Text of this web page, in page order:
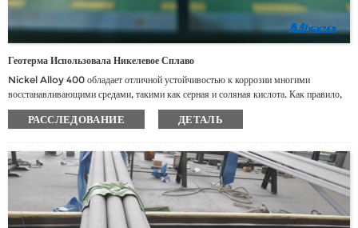
Геотерма Использовала Никелевое Сплаво
Nickel Alloy 400 обладает отличной устойчивостью к коррозии многими
восстанавливающими средами, такими как серная и соляная кислота. Как правило,
он более устойчив к коррозии путем окислительной среды, чем более высокие
медные сплавы. Alloy 400 сопротивляется ячеек и стрессовой коррозии в
РАССЛЕДОВАНИЕ ДЕТАЛЬ